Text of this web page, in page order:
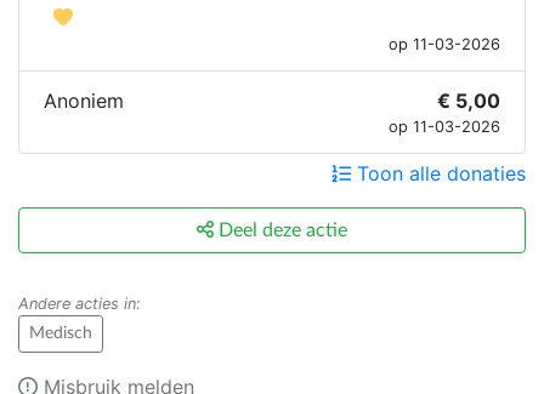
op 11-03-2026
Anoniem € 5,00
op 11-03-2026
Toon alle donaties
Deel deze actie
Andere acties in:
Medisch
Misbruik melden